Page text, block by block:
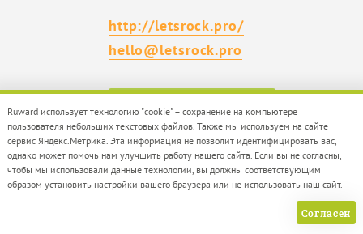
http://letsrock.pro/
hello@letsrock.pro
Сделать заказ
Ruward использует технологию "cookie" – сохранение на компьютере
пользователя небольших текстовых файлов. Также мы используем на сайте
сервис Яндекс.Метрика. Эта информация не позволит идентифицировать вас,
однако может помочь нам улучшить работу нашего сайта. Если вы не согласны,
чтобы мы использовали данные технологии, вы должны соответствующим
образом установить настройки вашего браузера или не использовать наш сайт.
Согласен